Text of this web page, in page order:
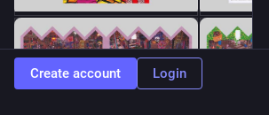
Create account Login